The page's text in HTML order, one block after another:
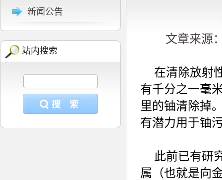
新闻公告
站内搜索
文章来源
在清除放射
有千分之一毫
里的铀清除掉
有潜力用于铀
此前已有研
属（也就是向